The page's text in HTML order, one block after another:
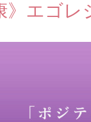
》エゴ